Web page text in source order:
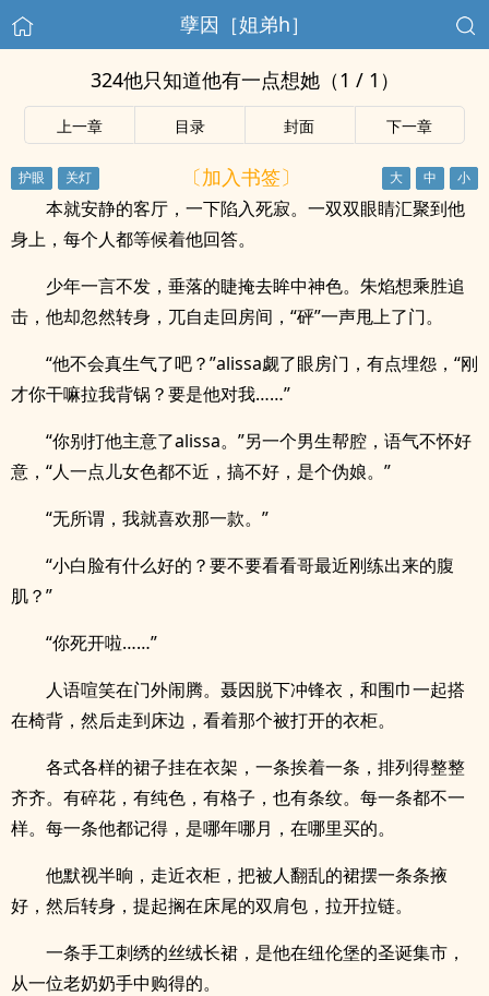
孽因［姐弟h］
324他只知道他有一点想她（1 / 1）
上一章 目录 封面 下一章
〔加入书签〕
本就安静的客厅，一下陷入死寂。一双双眼睛汇聚到他
身上，每个人都等候着他回答。
少年一言不发，垂落的睫掩去眸中神色。朱焰想乘胜追
击，他却忽然转身，兀自走回房间，“砰”一声甩上了门。
“他不会真生气了吧？”alissa觑了眼房门，有点埋怨，“刚
才你干嘛拉我背锅？要是他对我……”
“你别打他主意了alissa。”另一个男生帮腔，语气不怀好
意，“人一点儿女色都不近，搞不好，是个伪娘。”
“无所谓，我就喜欢那一款。”
“小白脸有什么好的？要不要看看哥最近刚练出来的腹
肌？”
“你死开啦……”
人语喧笑在门外闹腾。聂因脱下冲锋衣，和围巾一起搭
在椅背，然后走到床边，看着那个被打开的衣柜。
各式各样的裙子挂在衣架，一条挨着一条，排列得整整
齐齐。有碎花，有纯色，有格子，也有条纹。每一条都不一
样。每一条他都记得，是哪年哪月，在哪里买的。
他默视半晌，走近衣柜，把被人翻乱的裙摆一条条掖
好，然后转身，提起搁在床尾的双肩包，拉开拉链。
一条手工刺绣的丝绒长裙，是他在纽伦堡的圣诞集市，
从一位老奶奶手中购得的。